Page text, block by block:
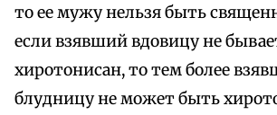
то ее мужу нельзя быть
если взявший вдовицу не
хиротонисан, то тем более
блудницу не может быть